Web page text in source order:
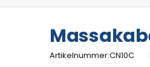
Artikelnummer:CN10C